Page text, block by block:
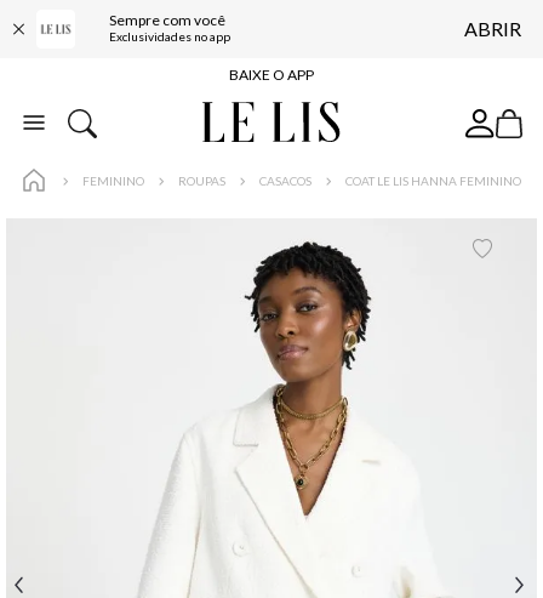
Sempre com você
Exclusividades no app ABRIR
FRETE GRÁTIS*
BAIXE O APP
10% OFF NA PRIMEIRA COMPRA*
FRETE GRÁTIS*
BAIXE O APP
10% OFF NA PRIMEIRA COMPRA*
FEMININO ROUPAS CASACOS COAT LE LIS HANNA FEMININO